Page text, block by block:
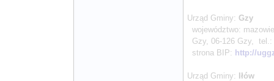
Urząd Gminy: Gzy
województwo:
Gzy, 06-126 Gzy, tel.:
strona BIP: http://
Urząd Gminy:
Iłów